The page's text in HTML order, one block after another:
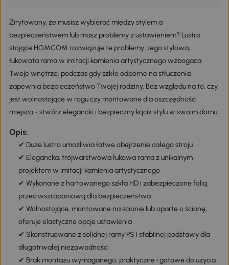
Zirytowany, że musisz wybierać między stylem a
bezpieczeństwem lub masz problemy z ustawieniem? Lustro
stojące HOMCOM rozwiązuje te problemy. Jego stylowa,
łukowata rama w imitacji kamienia artystycznego wzbogaca
Twoje wnętrze, podczas gdy szkło odporne na stłuczenia
zapewnia bezpieczeństwo Twojej rodziny. Bez względu na to, czy
jest wolnostojące w rogu czy montowane dla oszczędności
miejsca - stwórz elegancki i bezpieczny kącik stylu w swoim domu.
Opis:
✔ Duże lustro umożliwia łatwe obejrzenie całego stroju
✔ Elegancka, trójwarstwowa łukowa rama z unikalnym
projektem w imitacji kamienia artystycznego
✔ Wykonane z hartowanego szkła HD i zabezpieczone folią
przeciwszrapaniową dla bezpieczeństwa
✔ Wolnostojące, montowane na ścianie lub oparte o ścianę,
oferuje elastyczne opcje ustawienia
✔ Skonstruowane z solidnej ramy PS i stabilnej podstawy dla
długotrwałej niezawodności
✔ Brak montażu wymaganego, praktyczne i gotowe do użycia